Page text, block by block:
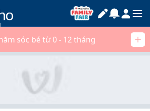
sóc bé từ 0 - 12 tháng